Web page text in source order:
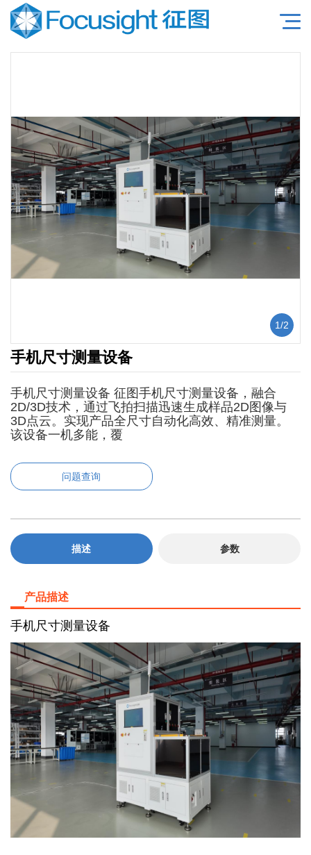
1/2
手机尺寸测量设备
手机尺寸测量设备 征图手机尺寸测量设备，融合
2D/3D技术，通过飞拍扫描迅速生成样品2D图像与
3D点云。实现产品全尺寸自动化高效、精准测量。
该设备一机多能，覆
问题查询
描述 参数
产品描述
手机尺寸测量设备